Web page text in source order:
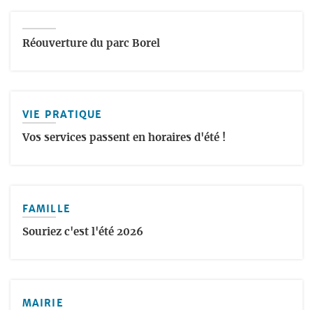
Réouverture du parc Borel
VIE PRATIQUE
Vos services passent en horaires d'été !
FAMILLE
Souriez c'est l'été 2026
MAIRIE